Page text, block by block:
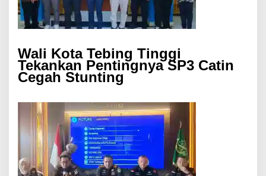
Wali Kota Tebing Tinggi
Tekankan Pentingnya SP3 Catin
Cegah Stunting